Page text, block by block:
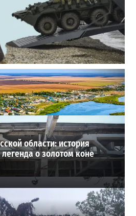
выдержит ли Одесса
2
области: история
о золотом коне